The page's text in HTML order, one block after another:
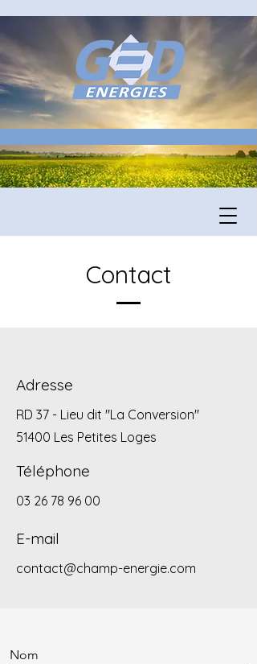
Contact
Adresse
RD 37 - Lieu dit "La Conversion"
51400 Les Petites Loges
Téléphone
03 26 78 96 00
E-mail
contact@champ-energie.com
Nom